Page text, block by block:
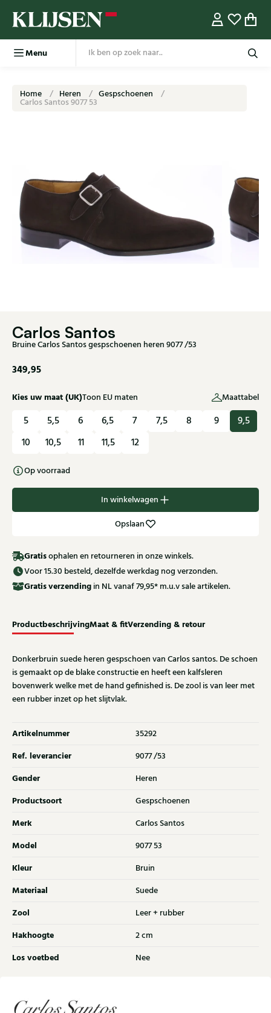
Menu
Home Heren Gespschoenen
Carlos Santos 9077 53
Carlos Santos
Bruine Carlos Santos gespschoenen heren 9077 /53
349,95
Kies uw maat (UK)Toon EU maten Maattabel
5 5,5 6 6,5 7 7,5 8 9
9,5
10
10,5 11 11,5 12
Op voorraad
In winkelwagen
Opslaan
Gratisophalen en retourneren in onze winkels.
Voor 15.30 besteld, dezelfde werkdag nog verzonden.
Gratisverzending in NL vanaf 79,95* m.u.v sale artikelen.
ProductbeschrijvingMaat & fitVerzending & retour
Donkerbruin suede heren gespschoen van Carlos santos. De schoen
is gemaakt op de blake constructie en heeft een kalfsleren
bovenwerk welke met de hand gefinished is. De zool is van leer met
een rubber inzet op het slijtvlak.
Artikelnummer 35292
Ref. leverancier 9077 /53
Gender Heren
Productsoort Gespschoenen
Merk Carlos Santos
Model 9077 53
Kleur Bruin
Materiaal Suede
Zool Leer + rubber
Hakhoogte 2 cm
Los voetbed Nee